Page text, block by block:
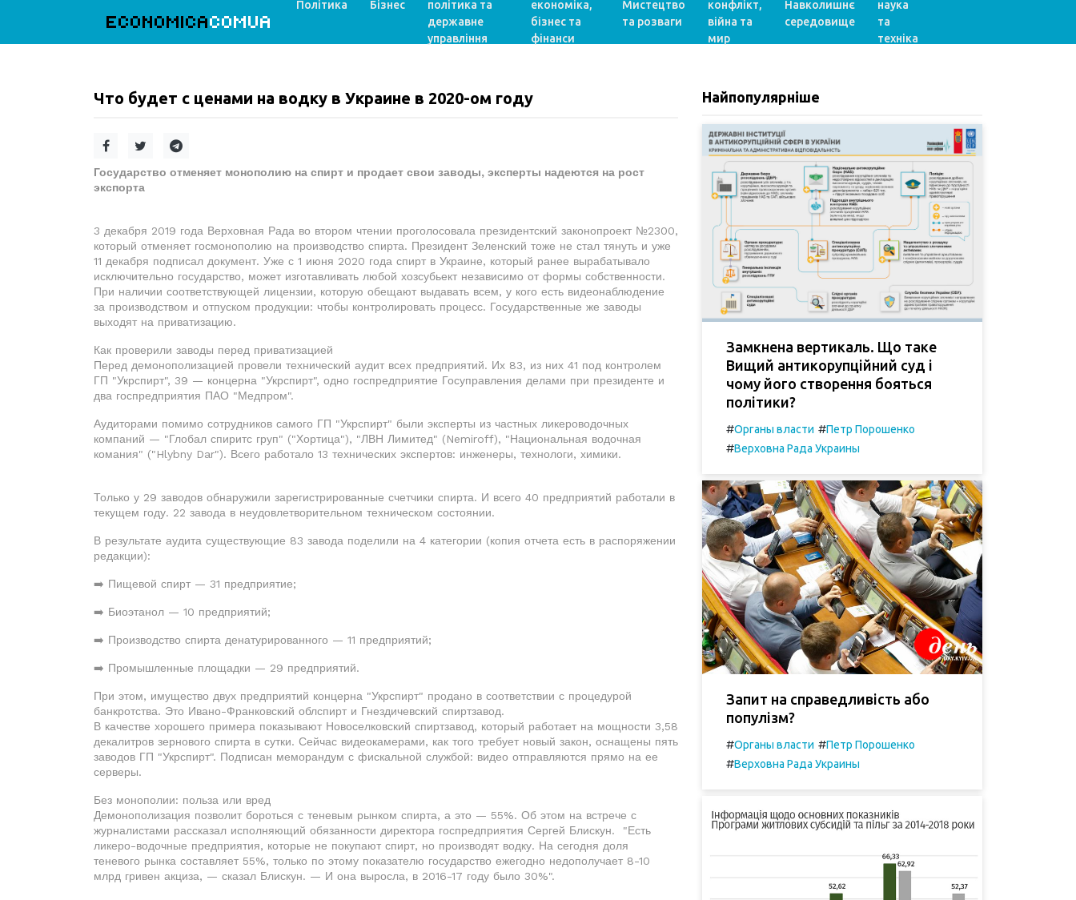
ECONOMICACOMUA
Політика Бізнес
політика та
державне
управління
економіка,
бізнес та
фінанси
Мистецтво
та розваги
конфлікт,
війна та
мир
Навколишнє
середовище
наука
та
техніка
Что будет с ценами на водку в Украине в 2020-ом году
Государство отменяет монополию на спирт и продает свои заводы, эксперты надеются на рост
экспорта
3 декабря 2019 года Верховная Рада во втором чтении проголосовала президентский законопроект №2300,
который отменяет госмонополию на производство спирта. Президент Зеленский тоже не стал тянуть и уже
11 декабря подписал документ. Уже с 1 июня 2020 года спирт в Украине, который ранее вырабатывало
исключительно государство, может изготавливать любой хозсубьект независимо от формы собственности.
При наличии соответствующей лицензии, которую обещают выдавать всем, у кого есть видеонаблюдение
за производством и отпуском продукции: чтобы контролировать процесс. Государственные же заводы
выходят на приватизацию.
Как проверили заводы перед приватизацией
Перед демонополизацией провели технический аудит всех предприятий. Их 83, из них 41 под контролем
ГП "Укрспирт", 39 — концерна "Укрспирт", одно госпредприятие Госуправления делами при президенте и
два госпредприятия ПАО "Медпром".
Аудиторами помимо сотрудников самого ГП "Укрспирт" были эксперты из частных ликероводочных
компаний — "Глобал спиритс груп" ("Хортица"), "ЛВН Лимитед" (Nemiroff), "Национальная водочная
комания" ("Hlybny Dar"). Всего работало 13 технических экспертов: инженеры, технологи, химики.
Только у 29 заводов обнаружили зарегистрированные счетчики спирта. И всего 40 предприятий работали в
текущем году. 22 завода в неудовлетворительном техническом состоянии.
В результате аудита существующие 83 завода поделили на 4 категории (копия отчета есть в распоряжении
редакции):
➡️ Пищевой спирт — 31 предприятие;
➡️ Биоэтанол — 10 предприятий;
➡️ Производство спирта денатурированного — 11 предприятий;
➡️ Промышленные площадки — 29 предприятий.
При этом, имущество двух предприятий концерна "Укрспирт" продано в соответствии с процедурой
банкротства. Это Ивано-Франковский облспирт и Гнездичевский спиртзавод.
В качестве хорошего примера показывают Новоселковский спиртзавод, который работает на мощности 3,58
декалитров зернового спирта в сутки. Сейчас видеокамерами, как того требует новый закон, оснащены пять
заводов ГП "Укрспирт". Подписан меморандум с фискальной службой: видео отправляются прямо на ее
серверы.
Без монополии: польза или вред
Демонополизация позволит бороться с теневым рынком спирта, а это — 55%. Об этом на встрече с
журналистами рассказал исполняющий обязанности директора госпредприятия Сергей Блискун. "Есть
ликеро-водочные предприятия, которые не покупают спирт, но производят водку. На сегодня доля
теневого рынка составляет 55%, только по этому показателю государство ежегодно недополучает 8-10
млрд гривен акциза, — сказал Блискун. — И она выросла, в 2016-17 году было 30%".
Найпопулярніше
Замкнена вертикаль. Що таке
Вищий антикорупційний суд і
чому його створення бояться
політики?
#Органы власти #Петр Порошенко
#Верховна Рада Украины
Запит на справедливість або
популізм?
#Органы власти #Петр Порошенко
#Верховна Рада Украины